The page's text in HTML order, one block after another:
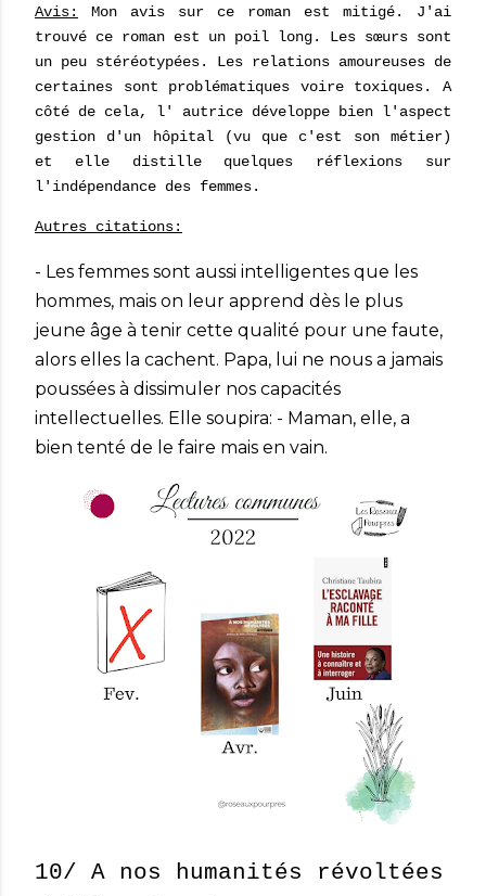
Avis:
Mon avis sur ce roman est mitigé. J'ai
trouvé ce roman est un poil long. Les sœurs sont
un peu stéréotypées. Les relations amoureuses de
certaines sont problématiques voire toxiques. A
côté de cela, l'
autrice développe bien l'aspect
gestion d'un hôpital (vu que c'est son métier)
et elle distille quelques réflexions sur
l'indépendance des femmes.
Autres citations:
- Les femmes sont aussi intelligentes que les
hommes, mais on leur apprend dès le plus
jeune âge à tenir cette qualité pour une faute,
alors elles la cachent. Papa, lui ne nous a jamais
poussées à dissimuler nos capacités
intellectuelles. Elle soupira: - Maman, elle, a
bien tenté de le faire mais en vain.
10/ A nos humanités révoltées